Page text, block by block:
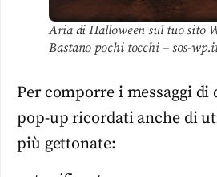
Aria di Halloween sul tuo sito
Bastano pochi tocchi – sos-
Per comporre i messaggi di
pop-up ricordati anche di
più gettonate: